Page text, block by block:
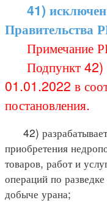
41)
Правительства
Примечание
Подпункт 42)
01.01.2022 в
постановления.
42) разрабатывает
приобретения
товаров, работ и
операций по
добыче урана;